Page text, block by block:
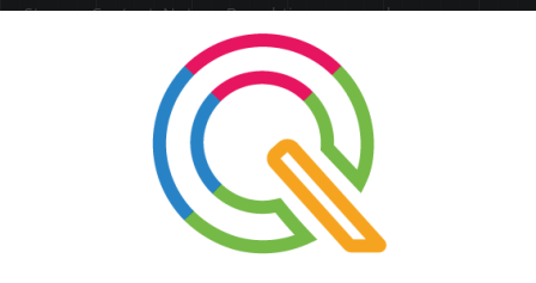
Steuere Content, Nutzer, Berechtigungen und
Erweiterungen zentral in einer Lösung.